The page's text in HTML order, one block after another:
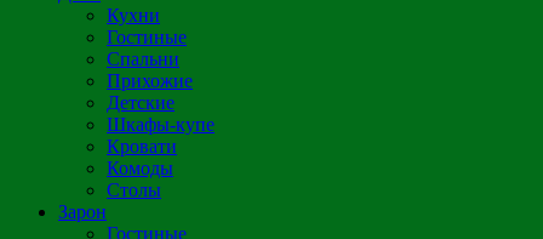
Кухни
Гостиные
Спальни
Прихожие
Детские
Шкафы-купе
Кровати
Комоды
Столы
Зарон
Гостиные